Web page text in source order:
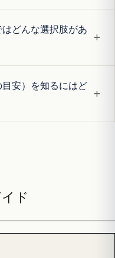
どんな選択肢があ
+
安）を知るにはど
+
ド